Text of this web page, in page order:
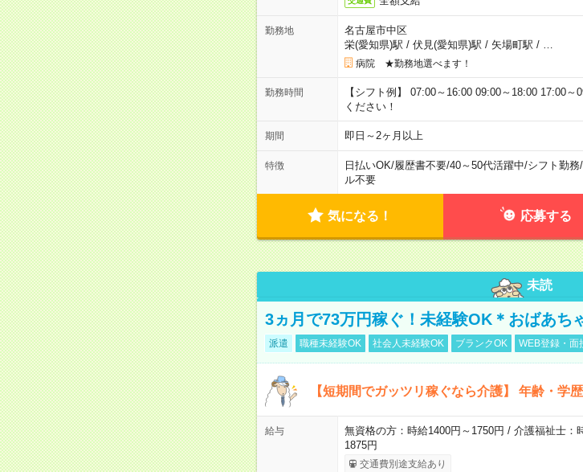
勤務地
名古屋市中区
栄(愛知県)駅 / 伏見(愛知県)駅 / 矢場町駅 /
病院 ★勤務地選べます！
勤務時間
【シフト例】 07:00～16:00 09:00～18:00 17:00
ください！
期間 即日～2ヶ月以上
特徴 日払いOK/履歴書不要/40～50代活躍中/シフト勤務/
ル不要
気になる！ 応募する
未読
3ヵ月で73万円稼ぐ！未経験OK＊おばあち
派遣 職種未経験OK 社会人未経験OK ブランクOK WEB登録・面
【短期間でガッツリ稼ぐなら介護】 年齢・学
給与
無資格の方：時給1400円～1750円 / 介護福祉士：
1875円
交通費別途支給あり